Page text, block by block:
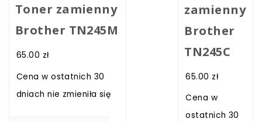
Toner zamienny
Brother TN245M
65.00 zł
Cena w ostatnich 30
dniach nie zmieniła się
zamienny
Brother
TN245C
65.00 zł
Cena w
ostatnich 30